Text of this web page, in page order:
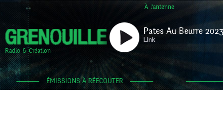
À l'antenne
Radio & Création
Pates Au Beurre
Link
ÉMISSIONS À RÉECOUTER